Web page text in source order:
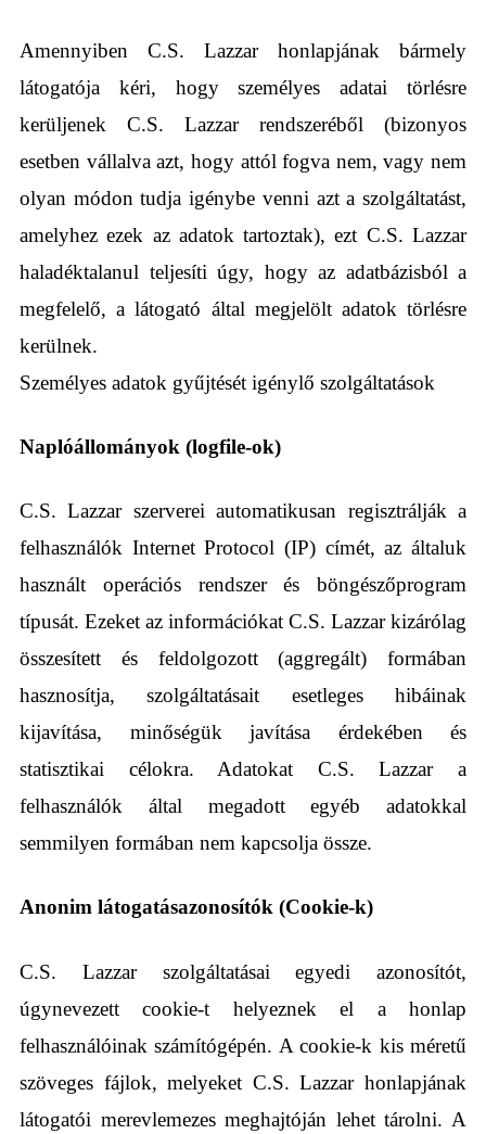
Amennyiben C.S. Lazzar honlapjának bármely
látogatója kéri, hogy személyes adatai törlésre
kerüljenek C.S. Lazzar rendszeréből (bizonyos
esetben vállalva azt, hogy attól fogva nem, vagy nem
olyan módon tudja igénybe venni azt a szolgáltatást,
amelyhez ezek az adatok tartoztak), ezt C.S. Lazzar
haladéktalanul teljesíti úgy, hogy az adatbázisból a
megfelelő, a látogató által megjelölt adatok törlésre
kerülnek.
Személyes adatok gyűjtését igénylő szolgáltatások
Naplóállományok (logfile-ok)
C.S. Lazzar szerverei automatikusan regisztrálják a
felhasználók Internet Protocol (IP) címét, az általuk
használt operációs rendszer és böngészőprogram
típusát. Ezeket az információkat C.S. Lazzar kizárólag
összesített és feldolgozott (aggregált) formában
hasznosítja, szolgáltatásait esetleges hibáinak
kijavítása, minőségük javítása érdekében és
statisztikai célokra. Adatokat C.S. Lazzar a
felhasználók által megadott egyéb adatokkal
semmilyen formában nem kapcsolja össze.
Anonim látogatásazonosítók (Cookie-k)
C.S. Lazzar szolgáltatásai egyedi azonosítót,
úgynevezett cookie-t helyeznek el a honlap
felhasználóinak számítógépén. A cookie-k kis méretű
szöveges fájlok, melyeket C.S. Lazzar honlapjának
látogatói merevlemezes meghajtóján lehet tárolni. A